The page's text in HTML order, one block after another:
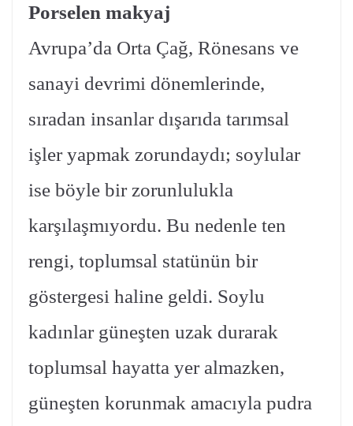
Porselen makyaj
Avrupa’da Orta Çağ, Rönesans ve
sanayi devrimi dönemlerinde,
sıradan insanlar dışarıda tarımsal
işler yapmak zorundaydı; soylular
ise böyle bir zorunlulukla
karşılaşmıyordu. Bu nedenle ten
rengi, toplumsal statünün bir
göstergesi haline geldi. Soylu
kadınlar güneşten uzak durarak
toplumsal hayatta yer almazken,
güneşten korunmak amacıyla pudra